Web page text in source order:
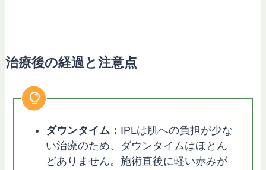
治療後の経過と注意点
ダウンタイム： IPLは肌への負担が少な
い治療のため、ダウンタイムはほとん
どありません。施術直後に軽い赤みが